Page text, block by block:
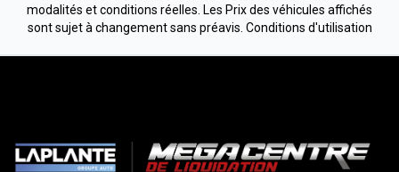
modalités et conditions réelles. Les Prix des véhicules affichés
sont sujet à changement sans préavis. Conditions d'utilisation